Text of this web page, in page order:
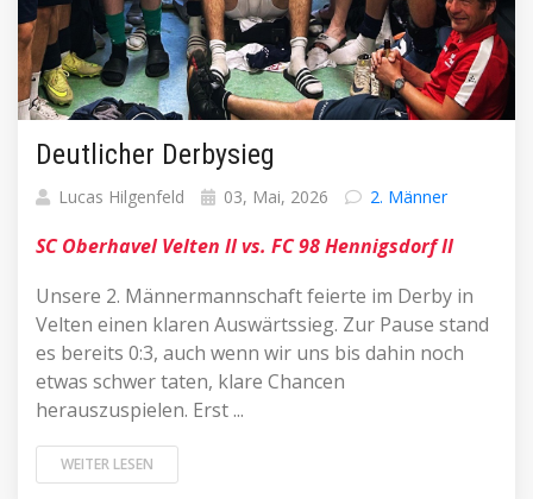
Deutlicher Derbysieg
Lucas Hilgenfeld 03, Mai, 2026 2. Männer
SC Oberhavel Velten II vs. FC 98 Hennigsdorf II
Unsere 2. Männermannschaft feierte im Derby in
Velten einen klaren Auswärtssieg. Zur Pause stand
es bereits 0:3, auch wenn wir uns bis dahin noch
etwas schwer taten, klare Chancen
herauszuspielen. Erst ...
WEITER LESEN